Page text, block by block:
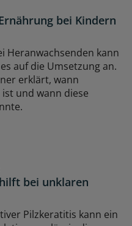
bei Kindern
Heranwachsenden kann
auf die Umsetzung an.
erklärt, wann
und wann diese
bei unklaren
Pilzkeratitis kann ein